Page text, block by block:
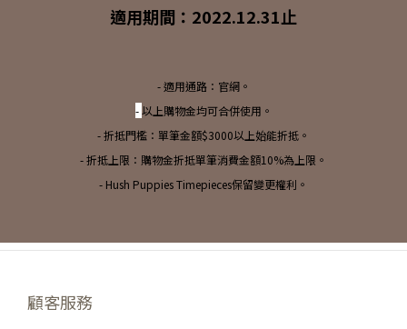
適用期間：2022.12.31止
- 適用通路：官網。
-以上購物金均可合併使用。
- 折抵門檻：單筆金額$3000以上始能折抵。
- 折抵上限：購物金折抵單筆消費金額10%為上限。
- Hush Puppies Timepieces保留變更權利。
顧客服務